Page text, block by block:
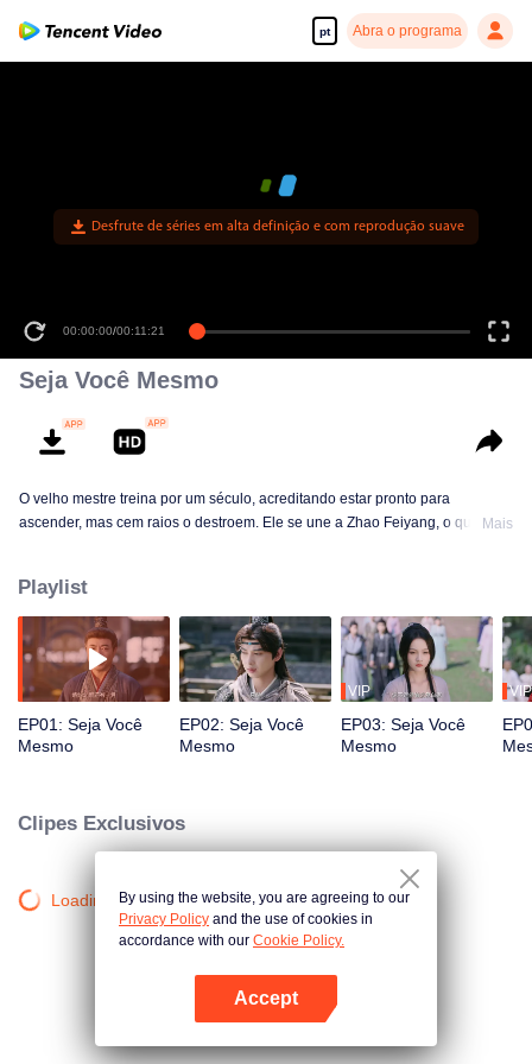
pt Abra o programa
Abra o programa
Seja Você Mesmo
O velho mestre treina por um século, acreditando estar pronto para
ascender, mas cem raios o destroem. Ele se une a Zhao Feiyang, o quarto
extraordinária.
Mais
Playlist
EP01: Seja Você
Mesmo
EP02: Seja Você
Mesmo
VIP
EP03: Seja Você
Mesmo
VIP
Clipes Exclusivos
Loading…By using the website, you are agreeing to our
Privacy Policy and the use of cookies in
accordance with our Cookie Policy.
Accept